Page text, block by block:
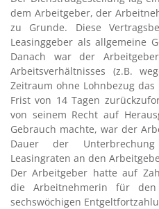
dem Arbeitgeber, der
zu Grunde. Diese
Leasinggeber als allgemeine
Danach war der
Arbeitsverhältnisses (z.B.
Zeitraum ohne Lohnbezug
Frist von 14 Tagen
von seinem Recht auf
Gebrauch machte, war der
Dauer der
Leasingraten an den
Der Arbeitgeber hatte auf
die Arbeitnehmerin für
sechswöchigen